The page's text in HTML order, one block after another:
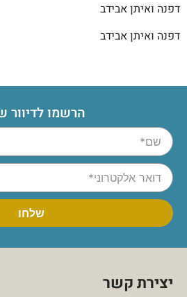
דפנה ואיתן אבידב
דפנה ואיתן אבידב
הרשמו לדיוור
יצירת קשר